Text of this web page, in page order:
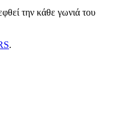
την κάθε γωνιά του
.